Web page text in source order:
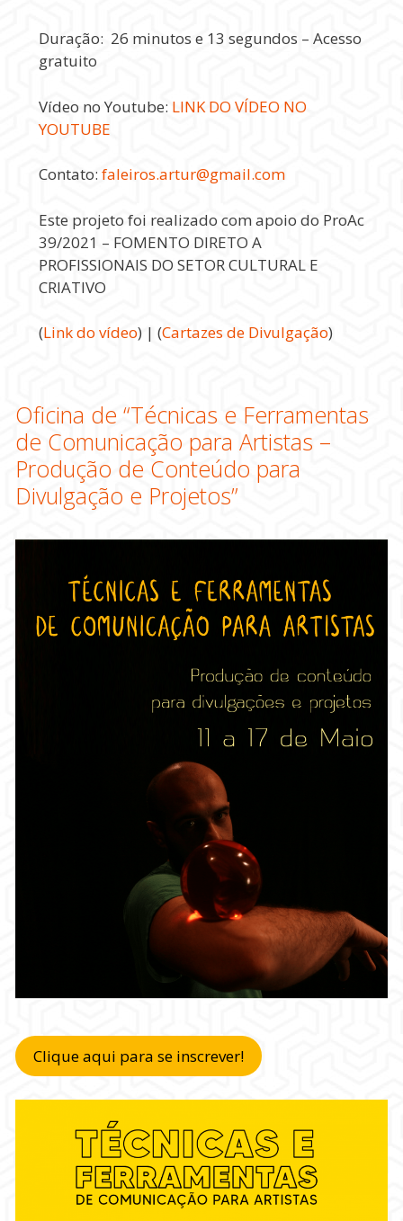
Duração: 26 minutos e 13 segundos – Acesso
gratuito
Vídeo no Youtube: LINK DO VÍDEO NO
YOUTUBE
Contato: faleiros.artur@gmail.com
Este projeto foi realizado com apoio do ProAc
39/2021 – FOMENTO DIRETO A
PROFISSIONAIS DO SETOR CULTURAL E
CRIATIVO
(Link do vídeo) | (Cartazes de Divulgação)
Oficina de “Técnicas e Ferramentas
de Comunicação para Artistas –
Produção de Conteúdo para
Divulgação e Projetos”
Clique aqui para se inscrever!